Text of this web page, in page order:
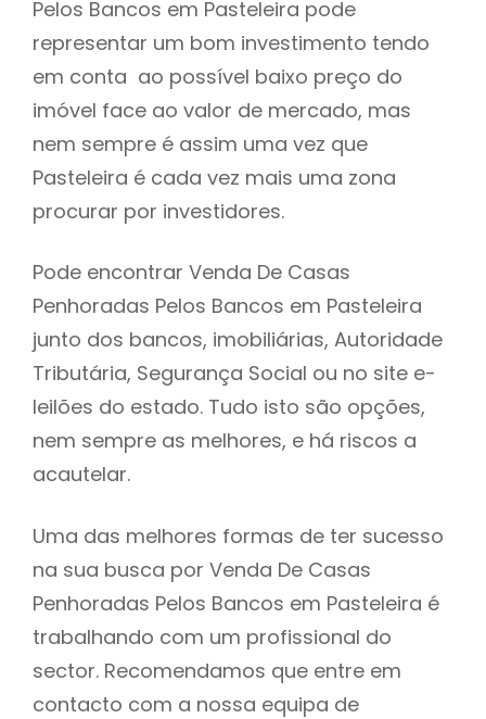
Pelos Bancos em Pasteleira pode
representar um bom investimento tendo
em conta ao possível baixo preço do
imóvel face ao valor de mercado, mas
nem sempre é assim uma vez que
Pasteleira é cada vez mais uma zona
procurar por investidores.
Pode encontrar Venda De Casas
Penhoradas Pelos Bancos em Pasteleira
junto dos bancos, imobiliárias, Autoridade
Tributária, Segurança Social ou no site e-
leilões do estado. Tudo isto são opções,
nem sempre as melhores, e há riscos a
acautelar.
Uma das melhores formas de ter sucesso
na sua busca por Venda De Casas
Penhoradas Pelos Bancos em Pasteleira é
trabalhando com um profissional do
sector. Recomendamos que entre em
contacto com a nossa equipa de